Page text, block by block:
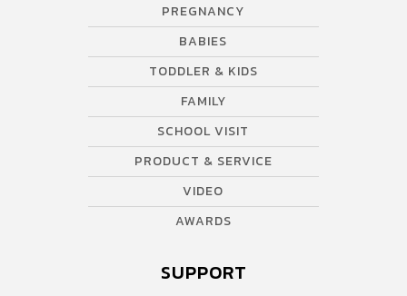
PREGNANCY
BABIES
TODDLER & KIDS
FAMILY
SCHOOL VISIT
PRODUCT & SERVICE
VIDEO
AWARDS
SUPPORT